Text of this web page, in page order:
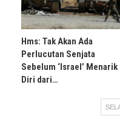
Hms: Tak Akan Ada
Perlucutan Senjata
Sebelum ‘Israel’ Menarik
Diri dari…